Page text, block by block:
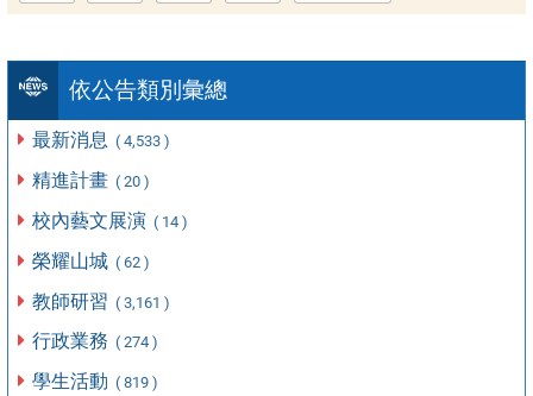
依公告類別彙總
最新消息 ( 4,533 )
精進計畫 ( 20 )
校內藝文展演 ( 14 )
榮耀山城 ( 62 )
教師研習 ( 3,161 )
行政業務 ( 274 )
學生活動 ( 819 )